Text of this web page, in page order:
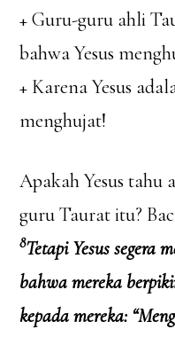
+ Guru-guru ahli
bahwa Yesus
+ Karena Yesus
menghujat!
Apakah Yesus
guru Taurat itu?
8Tetapi Yesus segera
bahwa mereka
kepada mereka: